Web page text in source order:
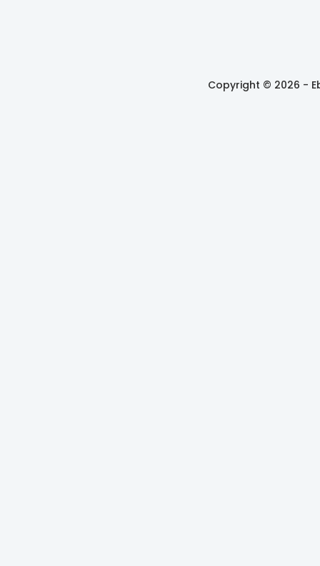
Copyright © 2026 -